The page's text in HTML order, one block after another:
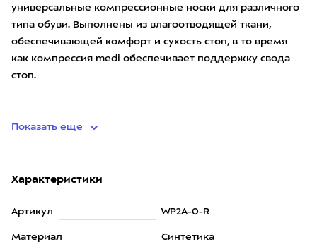
универсальные компрессионные носки для различного
типа обуви. Выполнены из влагоотводящей ткани,
обеспечивающей комфорт и сухость стоп, в то время
как компрессия medi обеспечивает поддержку свода
стоп.
Показать еще
Характеристики
Артикул WP2A-0-R
Материал Синтетика